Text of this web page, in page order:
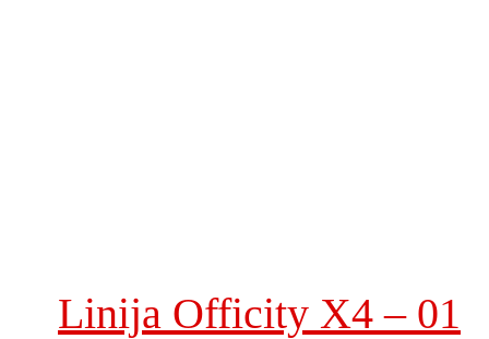
Linija Officity X4 – 01